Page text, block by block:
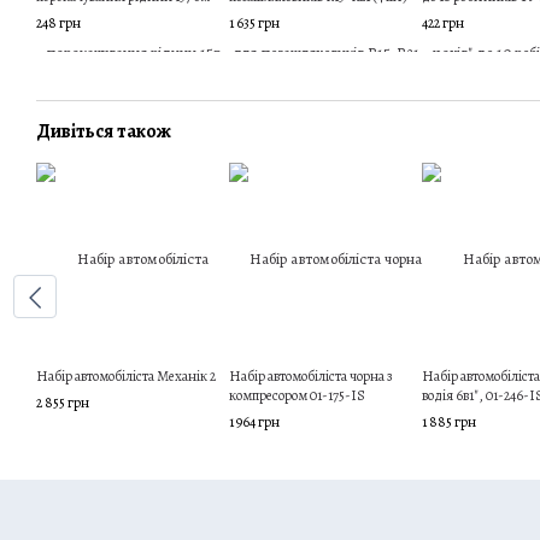
248 грн
1 635 грн
422 грн
Дивіться також
Набір автомобіліста Механік 2
2 855 грн
Набір автомобіліста чорна з
компресором 01-175-IS
1 964 грн
Набір
водія 6в1", 01-246-
1 885 грн